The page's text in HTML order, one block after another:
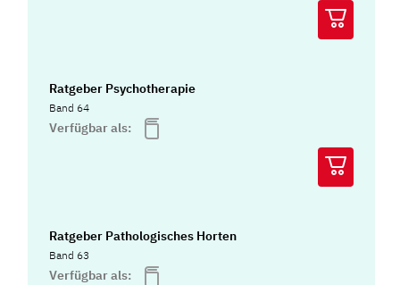
Ratgeber Psychotherapie
Band 64
Verfügbar als:
Ratgeber Pathologisches Horten
Band 63
Verfügbar als: